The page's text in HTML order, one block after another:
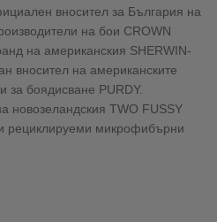
вносител за България на
на бои CROWN
на американския SHERWIN-
вносител на американските
за боядисване PURDY.
новозеландския TWO FUSSY
рециклируеми микрофибърни